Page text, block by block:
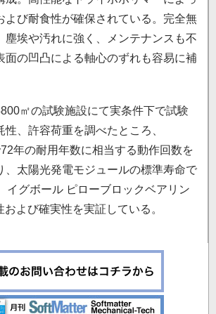
よび耐食性が確保されている。完全無
塵埃や汚れに強く、メンテナンスも不
面の凹凸による軸心のずれも容易に補
㎡の試験施設にて実条件下で試験
性、許容荷重を調べたところ、
年の耐用年数に相当する動作回数を
、太陽光発電モジュールの標準寿命で
イグボール ピローブロックベアリン
よび確実性を実証している。